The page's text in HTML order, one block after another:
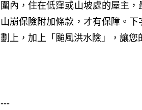
圍內，住在低窪或山坡處的屋主
山崩保險附加條款，才有保障。
劃上，加上「颱風洪水險」，讓您
---